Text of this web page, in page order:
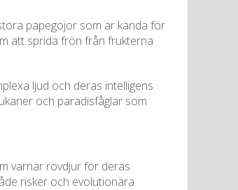
papegojor som är kända för
att sprida frön från frukterna
ljud och deras intelligens
och paradisfåglar som
varnar rovdjur för deras
risker och evolutionära